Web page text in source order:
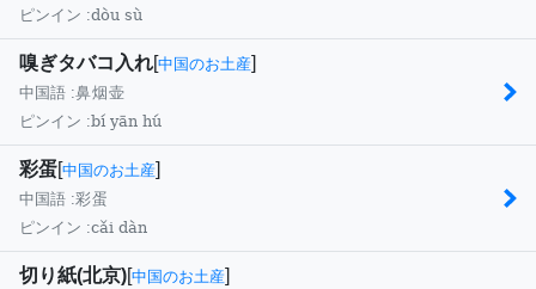
ピンイン :dòu sù
嗅ぎタバコ入れ[中国のお土産]
中国語 :鼻烟壶
ピンイン :bí yān hú
彩蛋[中国のお土産]
中国語 :彩蛋
ピンイン :cǎi dàn
切り紙(北京)[中国のお土産]